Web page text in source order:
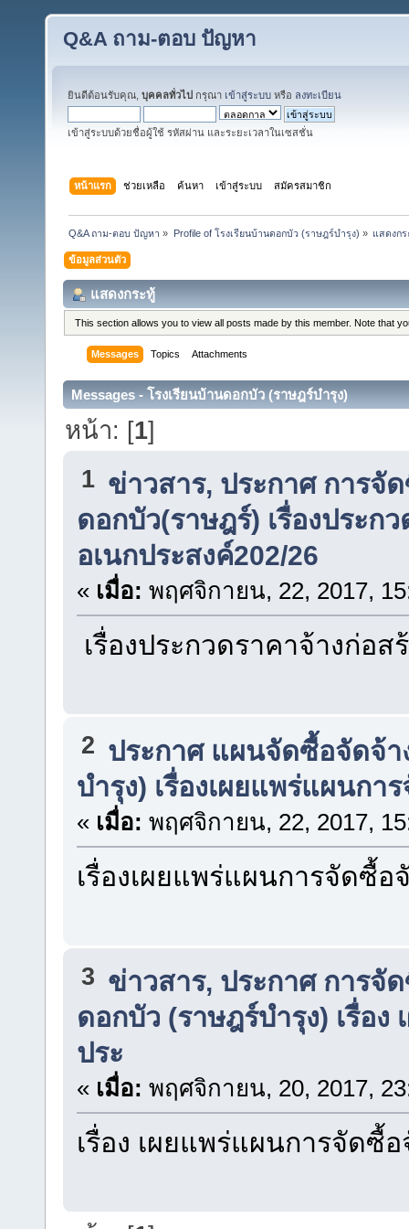
Q&A ถาม-ตอบ ปัญหา
ยินดีต้อนรับคุณ, บุคคลทั่วไป กรุณา เข้าสู่ระบบ หรือ ลงทะเบียน
เข้าสู่ระบบด้วยชื่อผู้ใช้ รหัสผ่าน และระยะเวลาในเซสชั่น
หน้าแรก ช่วยเหลือ ค้นหา เข้าสู่ระบบ สมัครสมาชิก
Q&A ถาม-ตอบ ปัญหา » Profile of โรงเรียนบ้านดอกบัว (ราษฎร์บำรุง) » แสดงก
ข้อมูลส่วนตัว
แสดงกระทู้
This section allows you to view all posts made by this member. Note that
Messages Topics Attachments
Messages - โรงเรียนบ้านดอกบัว (ราษฎร์บำรุง)
หน้า: [1]
1 ข่าวสาร, ประกาศ การจั
ดอกบัว(ราษฎร์) เรื่องประก
อเนกประสงค์202/26
« เมื่อ: พฤศจิกายน, 22, 2017,
เรื่องประกวดราคาจ้างก่อส
2 ประกาศ แผนจัดซื้อจัดจ้า
บำรุง) เรื่องเผยแพร่แผนกา
« เมื่อ: พฤศจิกายน, 22, 2017,
เรื่องเผยแพร่แผนการจัดซื้
3 ข่าวสาร, ประกาศ การจั
ดอกบัว (ราษฎร์บำรุง) เรื่อ
ประ
« เมื่อ: พฤศจิกายน, 20, 2017,
เรื่อง เผยแพร่แผนการจัดซื้